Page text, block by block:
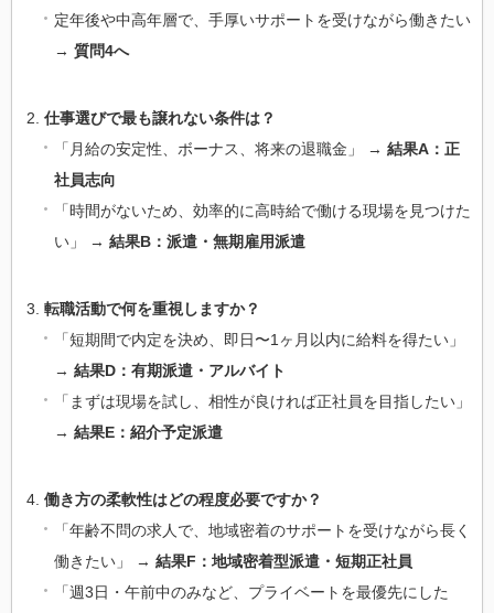
定年後や中高年層で、手厚いサポートを受けながら働きたい
→ 質問4へ
仕事選びで最も譲れない条件は？
「月給の安定性、ボーナス、将来の退職金」 → 結果A：正
社員志向
「時間がないため、効率的に高時給で働ける現場を見つけた
い」 → 結果B：派遣・無期雇用派遣
転職活動で何を重視しますか？
「短期間で内定を決め、即日〜1ヶ月以内に給料を得たい」
→ 結果D：有期派遣・アルバイト
「まずは現場を試し、相性が良ければ正社員を目指したい」
→ 結果E：紹介予定派遣
働き方の柔軟性はどの程度必要ですか？
「年齢不問の求人で、地域密着のサポートを受けながら長く
働きたい」 → 結果F：地域密着型派遣・短期正社員
「週3日・午前中のみなど、プライベートを最優先にした